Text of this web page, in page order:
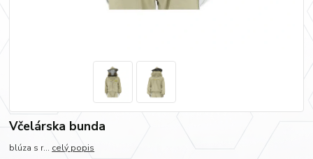
Včelárska bunda
blúza s r... celý popis